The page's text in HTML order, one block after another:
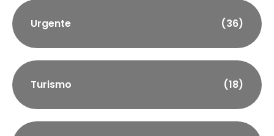
Urgente (36)
Turismo (18)